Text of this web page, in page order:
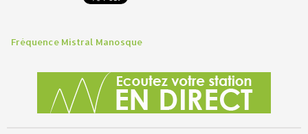
Fréquence Mistral Manosque